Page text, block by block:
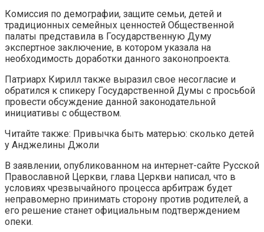
Комиссия по демографии, защите семьи, детей и
традиционных семейных ценностей Общественной
палаты представила в Государственную Думу
экспертное заключение, в котором указала на
необходимость доработки данного законопроекта.
Патриарх Кирилл также выразил свое несогласие и
обратился к спикеру Государственной Думы с просьбой
провести обсуждение данной законодательной
инициативы с обществом.
Читайте также: Привычка быть матерью: сколько детей
у Анджелины Джоли
В заявлении, опубликованном на интернет-сайте Русской
Православной Церкви, глава Церкви написал, что в
условиях чрезвычайного процесса арбитраж будет
неправомерно принимать сторону против родителей, а
его решение станет официальным подтверждением
опеки.